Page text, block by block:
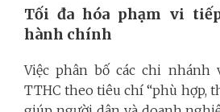
Tối đa hóa phạm vi
hành chính
Việc phân bố các chi nhánh
TTHC theo tiêu chí “phù hợp,